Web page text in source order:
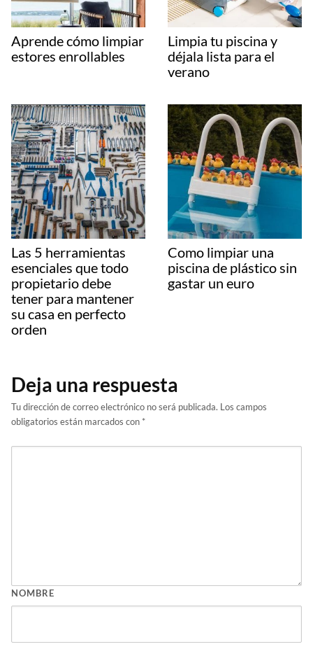
Aprende cómo limpiar
estores enrollables
Limpia tu piscina y
déjala lista para el
verano
Las 5 herramientas
esenciales que todo
propietario debe
tener para mantener
su casa en perfecto
orden
Como limpiar una
piscina de plástico sin
gastar un euro
Deja una respuesta
Tu dirección de correo electrónico no será publicada. Los campos
obligatorios están marcados con *
NOMBRE